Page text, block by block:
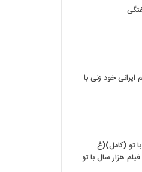
فریدون جیرانی
ایرانی خود زنی با
تو (کامل)(غ
هزار سال با تو